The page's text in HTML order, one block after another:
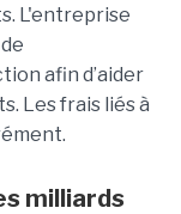
L'entreprise
afin d’aider
Les frais liés à
milliards